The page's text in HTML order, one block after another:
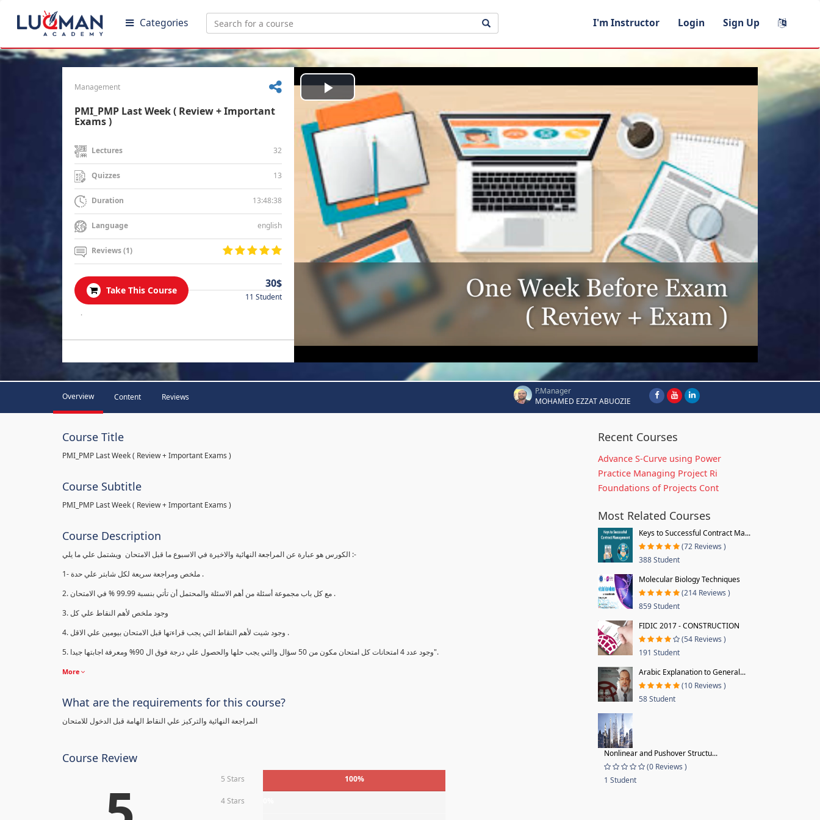
Categories I'm Instructor Login Sign Up
Management
PMI_PMP Last Week ( Review + Important
Exams )
Lectures 32
Quizzes 13
Duration 13:48:38
Language english
Reviews (1)
Take This Course
30$
11 Student
.
Play
Video
Overview Content Reviews
P.Manager
MOHAMED EZZAT ABUOZIE
Course Title
PMI_PMP Last Week ( Review + Important Exams )
Course Subtitle
PMI_PMP Last Week ( Review + Important Exams )
Course Description
الكورس هو عبارة عن المراجعة النهائية والاخيرة في الاسبوع ما قبل الامتحان ويشتمل علي ما يلي :-
1- ملخص ومراجعة سريعة لكل شابتر علي حدة .
2. مع كل باب مجموعة أسئلة من أهم الاسئلة والمحتمل أن تأتي بنسبة 99.99 % في الامتحان .
3. وجود ملخص لأهم النقاط علي كل
4. وجود شيت لأهم النقاط التي يجب قراءتها قبل الامتحان بيومين علي الاقل .
5. وجود عدد 4 امتحانات كل امتحان مكون من 50 سؤال والتي يجب حلها والحصول علي درجة فوق ال 90% ومعرفة اجابتها جيدا".
More
What are the requirements for this course?
المراجعة النهائية والتركيز علي النقاط الهامة قبل الدخول للامتحان
Course Review
5 Stars 100%
4 Stars
Recent Courses
Advance S-Curve using Power
Practice Managing Project Ri
Foundations of Projects Cont
Most Related Courses
Keys to Successful Contract Ma...
(72 Reviews )
388 Student
Molecular Biology Techniques
(214 Reviews )
859 Student
FIDIC 2017 - CONSTRUCTION
(54 Reviews )
191 Student
Arabic Explanation to General...
(10 Reviews )
58 Student
Nonlinear and Pushover Structu...
(0 Reviews )
1 Student